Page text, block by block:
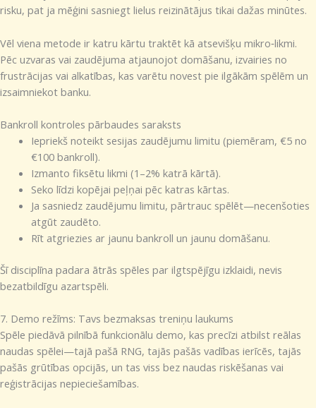
risku, pat ja mēģini sasniegt lielus reizinātājus tikai dažas minūtes.
Vēl viena metode ir katru kārtu traktēt kā atsevišķu mikro‑likmi.
Pēc uzvaras vai zaudējuma atjaunojot domāšanu, izvairies no
frustrācijas vai alkatības, kas varētu novest pie ilgākām spēlēm un
izsaimniekot banku.
Bankroll kontroles pārbaudes saraksts
Iepriekš noteikt sesijas zaudējumu limitu (piemēram, €5 no
€100 bankroll).
Izmanto fiksētu likmi (1–2% katrā kārtā).
Seko līdzi kopējai peļņai pēc katras kārtas.
Ja sasniedz zaudējumu limitu, pārtrauc spēlēt—necenšoties
atgūt zaudēto.
Rīt atgriezies ar jaunu bankroll un jaunu domāšanu.
Šī disciplīna padara ātrās spēles par ilgtspējīgu izklaidi, nevis
bezatbildīgu azartspēli.
7. Demo režīms: Tavs bezmaksas treniņu laukums
Spēle piedāvā pilnībā funkcionālu demo, kas precīzi atbilst reālas
naudas spēlei—tajā pašā RNG, tajās pašās vadības ierīcēs, tajās
pašās grūtības opcijās, un tas viss bez naudas riskēšanas vai
reģistrācijas nepieciešamības.